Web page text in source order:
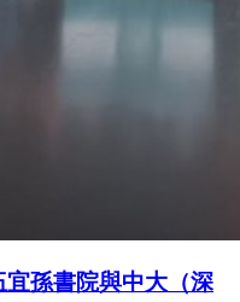
孫書院與中大（深